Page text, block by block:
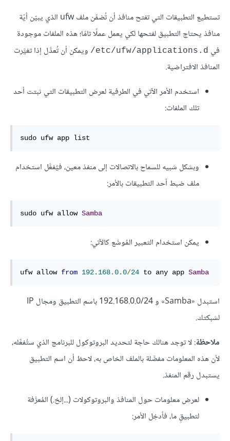
تستطيع التطبيقات التي تفتح منافذ أن تُضمِّن ملف ufw الذي يبيّن أيّة
منافذ يحتاج التطبيق لفتحها لكي يعمل عملًا تامًا؛ هذه الملفات موجودة
في ‎/etc/ufw/applications.d ويمكن أن تُعدَّل إذا تغيَّرت
المنافذ الافتراضية.
استخدم الأمر الآتي في الطرفية لعرض التطبيقات التي ثبتت أحد
تلك الملفات:
sudo ufw app list
وبشكل شبيه للسماح بالاتصالات إلى منفذ معين، فيُفعَّل استخدام
ملف ضبط أحد التطبيقات بالأمر:
sudo ufw allow Samba
يمكن استخدام التعبير المُوسَّع كالآتي:
ufw allow from 192.168.0.0/24 to any app Samba
استبدل «Samba» و 192.168.0.0/24 باسم التطبيق ومجال IP
لشبكتك.
ملاحظة: لا توجد هنالك حاجة لتحديد البروتوكول للبرنامج الذي ستُفعِّله،
لأن هذه المعلومات مفصَّلة بالملف الخاص به، لاحظ أن اسم التطبيق
يستبدل رقم المنفذ.
لعرض معلومات حول المنافذ والبروتوكولات (...إلخ.) المُعرَّفة
لتطبيقٍ ما، فأدخِل الأمر: